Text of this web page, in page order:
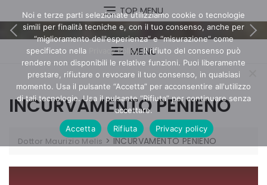
TOP MENU
MENU
INCURVAMENTO PENIENO
Dottor Maurizio Melis > INCURVAMENTO PENIENO
Noi e terze parti selezionate utilizziamo cookie o tecnologie
simili per finalità tecniche e, con il tuo consenso, anche per
“miglioramento dell'esperienza” e “misurazione” come
specificato nella
Privacy Policy. Il rifiuto del consenso può
rendere non disponibili le relative funzioni. Puoi liberamente
prestare, rifiutare o revocare il tuo consenso, in qualsiasi
momento. Usa il pulsante “Accetta” per acconsentire all'utilizzo
di tali tecnologie. Usa il pulsante “Rifiuta” per continuare senza
accettare.
Accetta
Rifiuta Privacy policy